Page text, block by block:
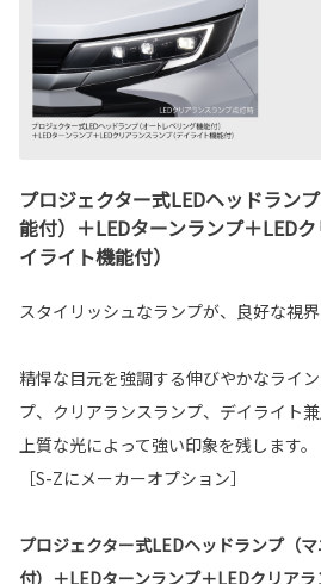
プロジェクター式LEDヘッドラン
能付）＋LEDターンランプ＋LED
イライト機能付）
スタイリッシュなランプが、良好な視界
精悍な目元を強調する伸びやかなライ
プ、クリアランスランプ、デイライト兼
上質な光によって強い印象を残します。
［S-Zにメーカーオプション］
プロジェクター式LEDヘッドランプ（
付）＋LEDターンランプ＋LEDクリア